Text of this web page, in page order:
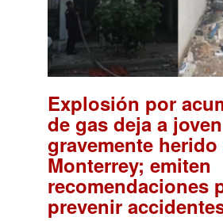
Explosión por
de gas deja a joven
gravemente herido
Monterrey; emiten
recomendaciones
prevenir